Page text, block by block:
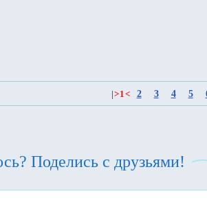
>1< 2 3 4 5
Поделись с друзьями!